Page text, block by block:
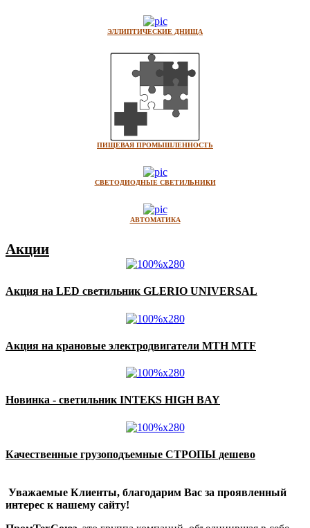
ЭЛЛИПТИЧЕСКИЕ ДНИЩА
ПИЩЕВАЯ ПРОМЫШЛЕННОСТЬ
СВЕТОДИОДНЫЕ СВЕТИЛЬНИКИ
АВТОМАТИКА
Акции
Акция на LED светильник GLERIO UNIVERSAL
Акция на крановые электродвигатели MTH MTF
Новинка - светильник INTEKS HIGH BAY
Качественные грузоподъемные СТРОПЫ дешево
Уважаемые Клиенты, благодарим Вас за проявленный
интерес к нашему сайту!